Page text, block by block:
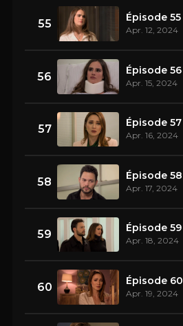
55 Épisode 55
Apr. 12, 2024
56 Épisode 56
Apr. 15, 2024
57 Épisode 57
Apr. 16, 2024
58 Épisode 58
Apr. 17, 2024
59 Épisode 59
Apr. 18, 2024
60 Épisode 60
Apr. 19, 2024